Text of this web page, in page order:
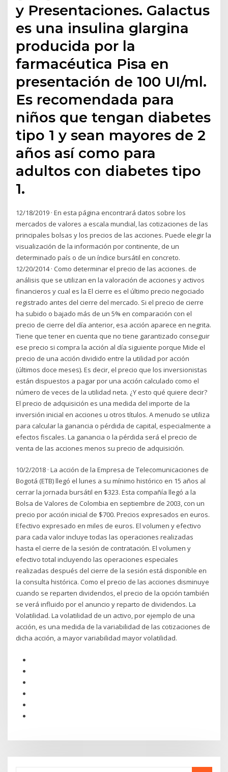
y Presentaciones. Galactus
es una insulina glargina
producida por la
farmacéutica Pisa en
presentación de 100 UI/ml.
Es recomendada para
niños que tengan diabetes
tipo 1 y sean mayores de 2
años así como para
adultos con diabetes tipo
1.
12/18/2019 · En esta página encontrará datos sobre los
mercados de valores a escala mundial, las cotizaciones de las
principales bolsas y los precios de las acciones. Puede elegir la
visualización de la información por continente, de un
determinado país o de un índice bursátil en concreto.
12/20/2014 · Como determinar el precio de las acciones. de
análisis que se utilizan en la valoración de acciones y activos
financieros y cual es la El cierre es el último precio negociado
registrado antes del cierre del mercado. Si el precio de cierre
ha subido o bajado más de un 5% en comparación con el
precio de cierre del día anterior, esa acción aparece en negrita.
Tiene que tener en cuenta que no tiene garantizado conseguir
ese precio si compra la acción al día siguiente porque Mide el
precio de una acción dividido entre la utilidad por acción
(últimos doce meses). Es decir, el precio que los inversionistas
están dispuestos a pagar por una acción calculado como el
número de veces de la utilidad neta. ¿Y esto qué quiere decir?
El precio de adquisición es una medida del importe de la
inversión inicial en acciones u otros títulos. A menudo se utiliza
para calcular la ganancia o pérdida de capital, especialmente a
efectos fiscales. La ganancia o la pérdida será el precio de
venta de las acciones menos su precio de adquisición.
10/2/2018 · La acción de la Empresa de Telecomunicaciones de
Bogotá (ETB) llegó el lunes a su mínimo histórico en 15 años al
cerrar la jornada bursátil en $323. Esta compañía llegó a la
Bolsa de Valores de Colombia en septiembre de 2003, con un
precio por acción inicial de $700. Precios expresados en euros.
Efectivo expresado en miles de euros. El volumen y efectivo
para cada valor incluye todas las operaciones realizadas
hasta el cierre de la sesión de contratación. El volumen y
efectivo total incluyendo las operaciones especiales
realizadas después del cierre de la sesión está disponible en
la consulta histórica. Como el precio de las acciones disminuye
cuando se reparten dividendos, el precio de la opción también
se verá influido por el anuncio y reparto de dividendos. La
Volatilidad. La volatilidad de un activo, por ejemplo de una
acción, es una medida de la variabilidad de las cotizaciones de
dicha acción, a mayor variabilidad mayor volatilidad.